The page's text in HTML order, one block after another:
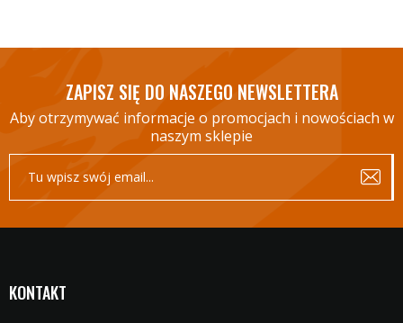
ZAPISZ SIĘ DO NASZEGO NEWSLETTERA
Aby otrzymywać informacje o promocjach i nowościach w
naszym sklepie
KONTAKT